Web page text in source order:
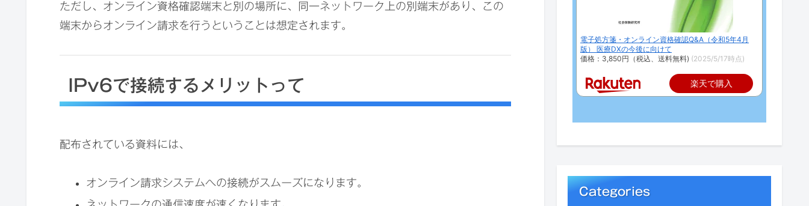
ただし、オンライン資格確認端末と別の場所に、同一ネットワーク上の別端末があり、この
端末からオンライン請求を行うということは想定されます。
IPv6で接続するメリットって
配布されている資料には、
オンライン請求システムへの接続がスムーズになります。
電子処方箋・オンライン資格確認Q&A（令和5年4月
版） 医療DXの今後に向けて
価格：3,850円（税込、送料無料) (2025/5/17時点)
楽天で購入
Categories